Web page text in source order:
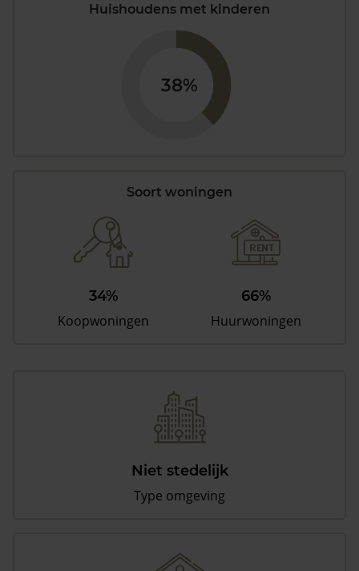
Huishoudens met kinderen
38%
Soort woningen
34%
Koopwoningen
66%
Huurwoningen
Niet stedelijk
Type omgeving